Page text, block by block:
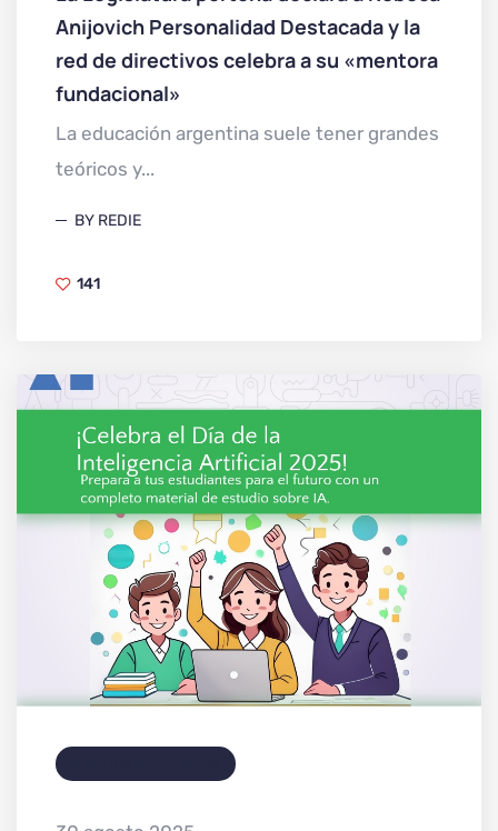
Anijovich Personalidad Destacada y la
red de directivos celebra a su «mentora
fundacional»
La educación argentina suele tener grandes
teóricos y...
BY REDIE
141